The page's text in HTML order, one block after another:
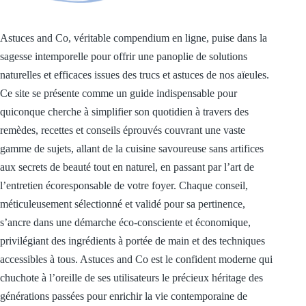
Astuces and Co, véritable compendium en ligne, puise dans la
sagesse intemporelle pour offrir une panoplie de solutions
naturelles et efficaces issues des trucs et astuces de nos aïeules.
Ce site se présente comme un guide indispensable pour
quiconque cherche à simplifier son quotidien à travers des
remèdes, recettes et conseils éprouvés couvrant une vaste
gamme de sujets, allant de la cuisine savoureuse sans artifices
aux secrets de beauté tout en naturel, en passant par l’art de
l’entretien écoresponsable de votre foyer. Chaque conseil,
méticuleusement sélectionné et validé pour sa pertinence,
s’ancre dans une démarche éco-consciente et économique,
privilégiant des ingrédients à portée de main et des techniques
accessibles à tous. Astuces and Co est le confident moderne qui
chuchote à l’oreille de ses utilisateurs le précieux héritage des
générations passées pour enrichir la vie contemporaine de